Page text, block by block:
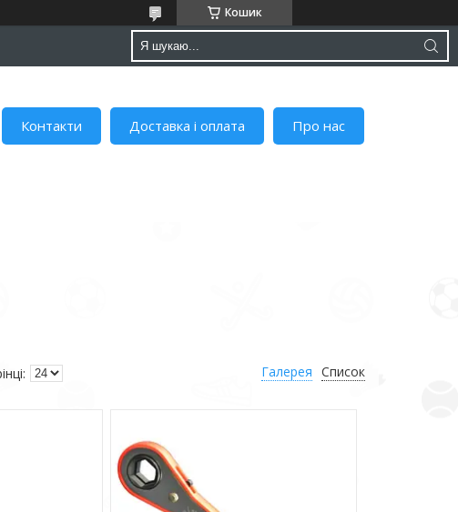
Кошик
Контакти Доставка і оплата Про нас
Галерея Список